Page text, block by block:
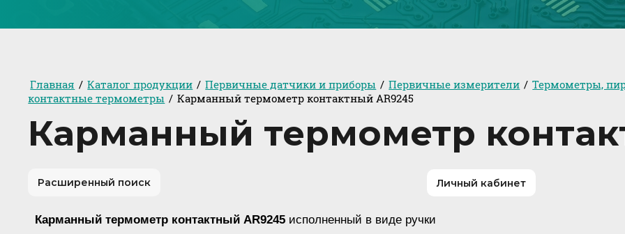
Главная / Каталог продукции / Первичные датчики и приборы / Первичные измерители / Термометры,
контактные термометры / Карманный термометр контактный AR9245
Карманный термометр
Расширенный поиск Личный кабинет
Карманный термометр контактный AR9245 исполненный в виде ручки